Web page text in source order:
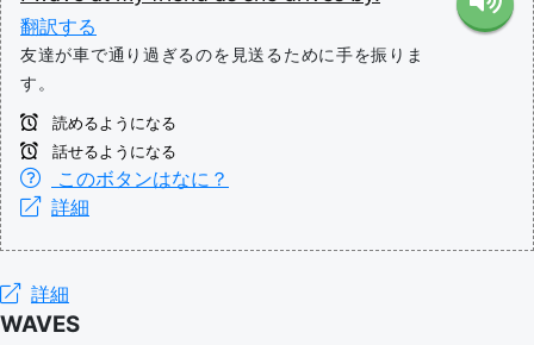
翻訳する
友達が車で通り過ぎるのを見送るために手を振りま
す。
読めるようになる
話せるようになる
このボタンはなに？
詳細
詳細
WAVES